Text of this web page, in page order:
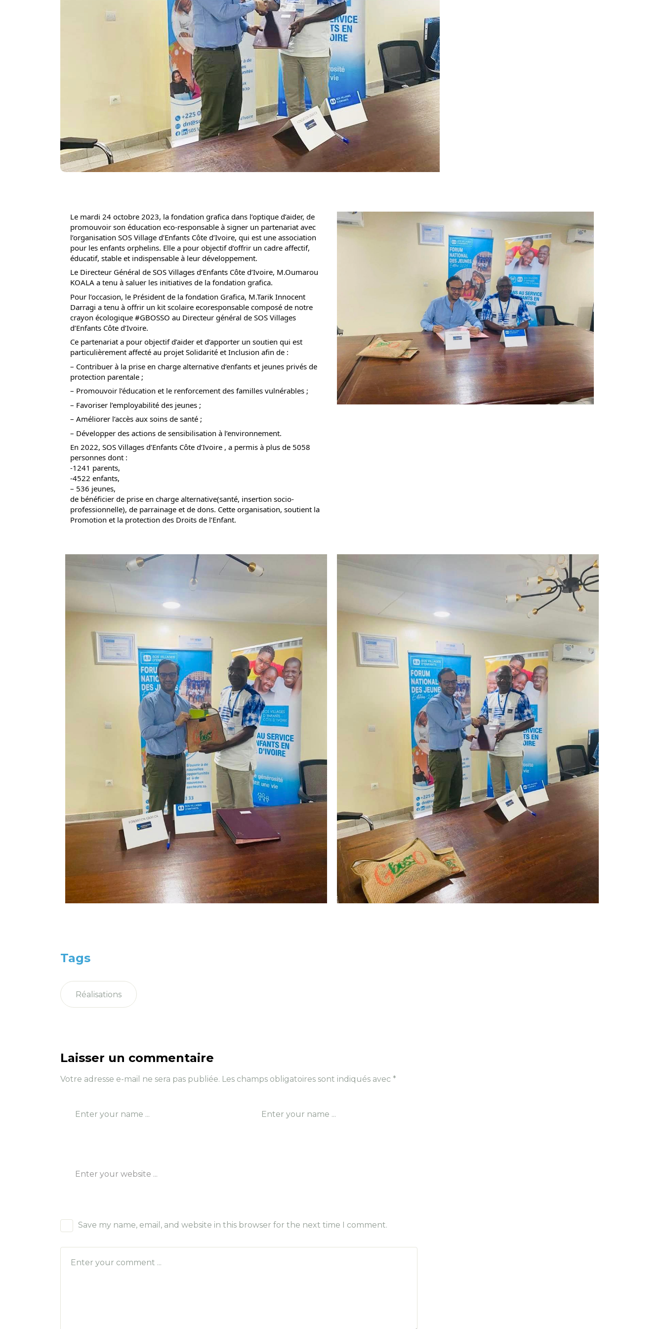
Le mardi 24 octobre 2023, la fondation grafica dans l’optique d’aider, de
promouvoir son éducation eco-responsable à signer un partenariat avec
l’organisation SOS Village d’Enfants Côte d’Ivoire, qui est une association
pour les enfants orphelins. Elle a pour objectif d’offrir un cadre affectif,
éducatif, stable et indispensable à leur développement.
Le Directeur Général de SOS Villages d’Enfants Côte d’Ivoire, M.Oumarou
KOALA a tenu à saluer les initiatives de la fondation grafica.
Pour l’occasion, le Président de la fondation Grafica, M.Tarik Innocent
Darragi a tenu à offrir un kit scolaire ecoresponsable composé de notre
crayon écologique #GBOSSO au Directeur général de SOS Villages
d’Enfants Côte d’Ivoire.
Ce partenariat a pour objectif d’aider et d’apporter un soutien qui est
particulièrement affecté au projet Solidarité et Inclusion afin de :
– Contribuer à la prise en charge alternative d’enfants et jeunes privés de
protection parentale ;
– Promouvoir l’éducation et le renforcement des familles vulnérables ;
– Favoriser l’employabilité des jeunes ;
– Améliorer l’accès aux soins de santé ;
– Développer des actions de sensibilisation à l’environnement.
En 2022, SOS Villages d’Enfants Côte d’Ivoire , a permis à plus de 5058
personnes dont :
-1241 parents,
-4522 enfants,
– 536 jeunes,
de bénéficier de prise en charge alternative(santé, insertion socio-
professionnelle), de parrainage et de dons. Cette organisation, soutient la
Promotion et la protection des Droits de l’Enfant.
Tags
Réalisations
Laisser un commentaire
Votre adresse e-mail ne sera pas publiée. Les champs obligatoires sont indiqués avec *
Save my name, email, and website in this browser for the next time I comment.